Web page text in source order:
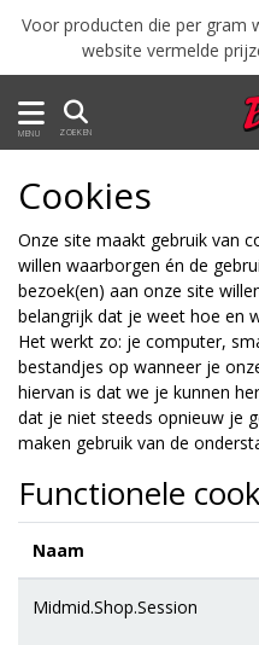
Voor producten die per gram
website vermelde
MENU ZOEKEN
Cookies
Onze site maakt gebruik van
willen waarborgen én de
bezoek(en) aan onze site
belangrijk dat je weet hoe en
Het werkt zo: je computer,
bestandjes op wanneer je
hiervan is dat we je kunnen
dat je niet steeds opnieuw je
maken gebruik van de
Functionele
Naam
Midmid.Shop.Session